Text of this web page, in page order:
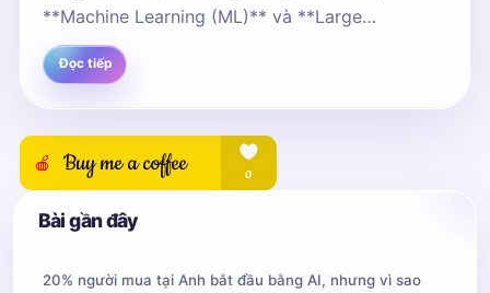
**Machine Learning (ML)** và **Large
Language Models (LLM)**. Bài viết này sẽ giúp
bạn hiểu...
Đọc tiếp
Bài gần đây
20% người mua tại Anh bắt đầu bằng AI, nhưng vì sao